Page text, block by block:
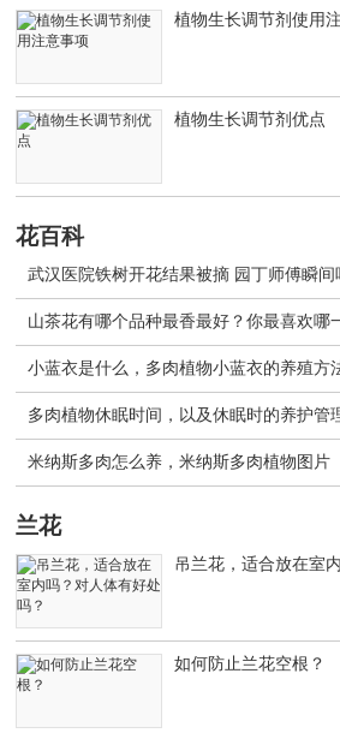
植物生长调节剂使用
植物生长调节剂优点
花百科
武汉医院铁树开花结果被摘 园丁师
山茶花有哪个品种最香最好？你最喜欢哪
小蓝衣是什么，多肉植物小蓝衣的养殖方
多肉植物休眠时间，以及休眠时的养护管
米纳斯多肉怎么养，米纳斯多肉植物图片
兰花
吊兰花，适合放在室
如何防止兰花空根？